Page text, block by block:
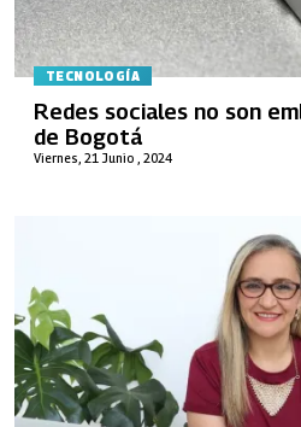
TECNOLOGÍA
Viernes, 21 Junio , 2024
Redes sociales no son
de Bogotá